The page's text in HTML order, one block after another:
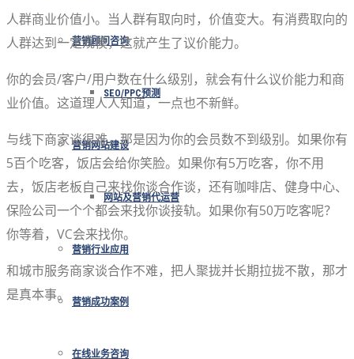
营销顾问咨询
SEO/PPC预测
营销网站建设
网站及营销代运营
营销行业应用
营销成功案例
在线业务咨询
人群商业价值小。当人群有取向时，价值变大。有消费取向的
人群达到一定规模，这就产生了议价能力。
你的会员/客户/用户数在什么级别，就会有什么议价能力和商
业价值。这道理人人知道，一点也不新鲜。
与线下商家谈很难，那是因为你的会员数不到级别。如果你有
5百个吃客，饭店会给你笑脸。如果你有5万吃客，你不用
去，饭店老板自己来找你谈合作谈，还有咖啡店、健身中心、
保险公司一个个都会来找你谈接轨。如果你有50万吃客呢？
你等着，VC会来找你。
和城市服务商家谈合作不难，把人聚拢并长期拉拢不散，那才
是真本事。